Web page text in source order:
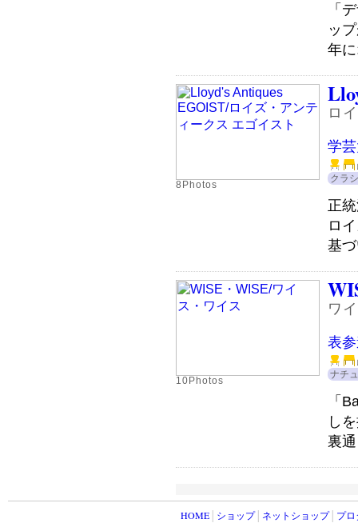
「
ッ
年
8Photos
ロ
学
クラ
正
ロ
基
10Photos
ワ
表
ナチ
「
し
裏
HOME ショップ│ ネットショップ│ プ